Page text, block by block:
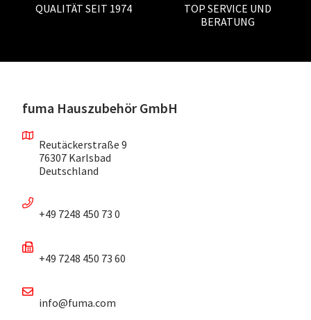
QUALITÄT SEIT 1974
TOP SERVICE UND
BERATUNG
fuma Hauszubehör GmbH
Reutäckerstraße 9
76307 Karlsbad
Deutschland
+49 7248 450 73 0
+49 7248 450 73 60
info@fuma.com